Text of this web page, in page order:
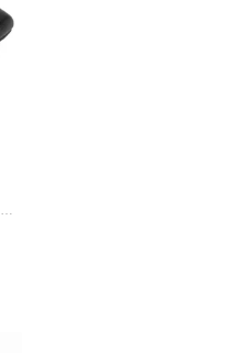
Sapato Scarpin Feminino Campesi CE351 - Preto